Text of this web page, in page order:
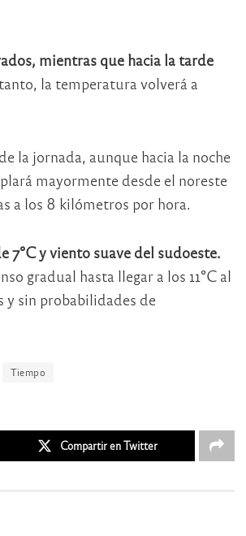
mientras que hacia la tarde
la temperatura volverá a
la jornada, aunque hacia la noche
mayormente desde el noreste
a los 8 kilómetros por hora.
7°C y viento suave del sudoeste.
gradual hasta llegar a los 11°C al
y sin probabilidades de
Tiempo
Compartir en Twitter